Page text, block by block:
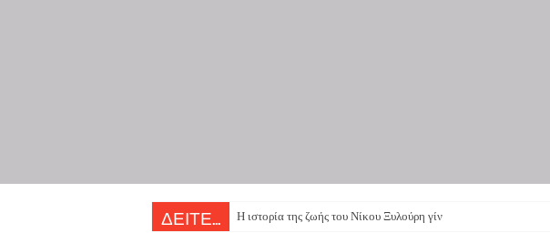
ΔΕΙΤΕ... Η ιστορία της ζωής του Νίκου Ξυλούρη γίνεται θεατρική π